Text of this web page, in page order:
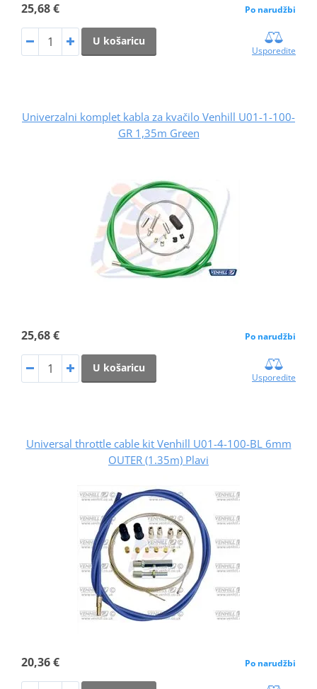
25,68 € Po narudžbi
U košaricu
Usporedite
Univerzalni komplet kabla za kvačilo Venhill U01-1-100-
GR 1,35m Green
25,68 € Po narudžbi
U košaricu
Usporedite
Universal throttle cable kit Venhill U01-4-100-BL 6mm
OUTER (1.35m) Plavi
20,36 € Po narudžbi